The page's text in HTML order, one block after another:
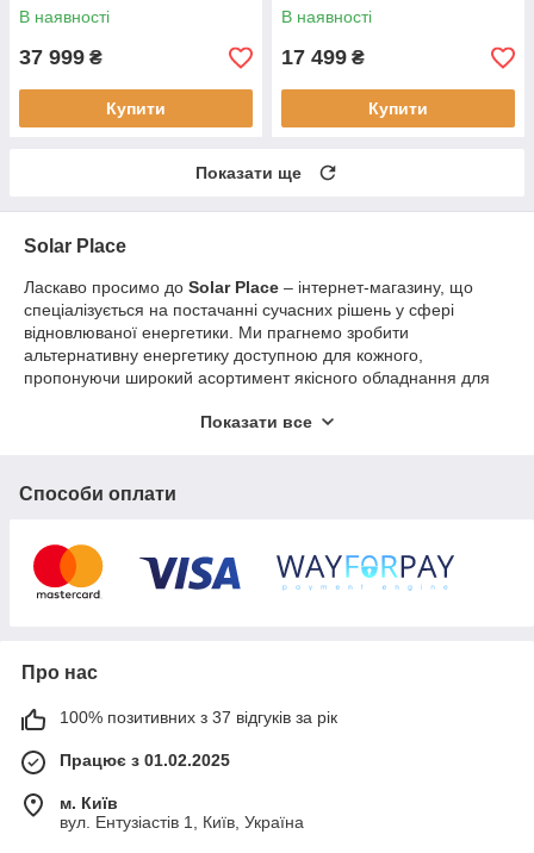
В наявності
37 999 ₴
Купити
В наявності
17 499 ₴
Купити
Показати ще
Solar Place
Ласкаво просимо до Solar Place – інтернет-магазину, що
спеціалізується на постачанні сучасних рішень у сфері
відновлюваної енергетики. Ми прагнемо зробити
альтернативну енергетику доступною для кожного,
пропонуючи широкий асортимент якісного обладнання для
Інвертори– ми пропонуємо різні види інверторів, які
Сіткові інвертори
електромережі та перетворюють постійний струм від
сонячних панелей у змінний, який використовується у
автономних інверторів, забезпечуючи безперебійне
Автономні інвертори– ідеальний вибір для місць
чи віддалені об'єкти.
Джерела безперебійного живлення (ДБЖ)
захист вашої техніки від перебоїв електропостачання. У нас
Показати все
Способи оплати
Про нас
100% позитивних з 37 відгуків за рік
Працює з 01.02.2025
м. Київ
вул. Ентузіастів 1, Київ, Україна